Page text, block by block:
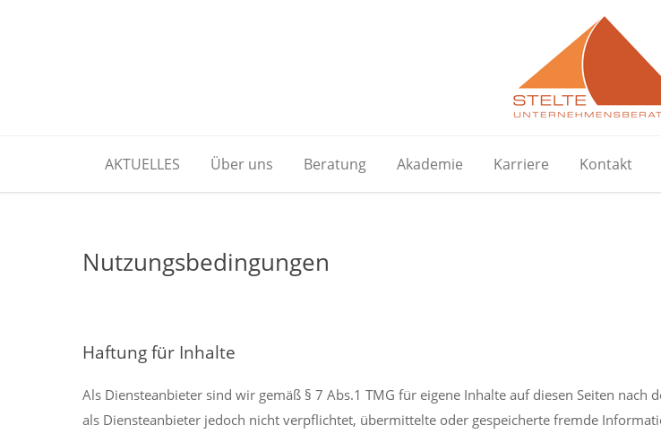
AKTUELLES Über uns Beratung Akademie Karriere Kontakt
Nutzungsbedingungen
Haftung für Inhalte
Als Diensteanbieter sind wir gemäß § 7 Abs.1 TMG für eigene Inhalte auf diesen Seiten
als Diensteanbieter jedoch nicht verpflichtet, übermittelte oder gespeicherte fremde